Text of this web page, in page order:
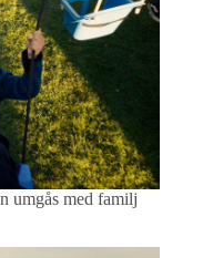
umgås med familj